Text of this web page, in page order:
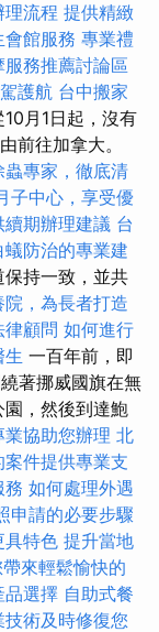
理流程 提供精緻
會館服務 專業禮
服務推薦討論區
護航 台中搬家
10月1日起，沒有
前往加拿大。
蟲專家，徹底清
子中心，享受優
期辦理建議 台
蟻防治的專業建
持一致，並共
院，為長者打造
律顧問 如何進行
生 一百年前，即
著挪威國旗在無
，然後到達鮑
協助您辦理 北
件提供專業支
務 如何處理外遇
申請的必要步驟
具特色 提升當地
來輕鬆愉快的
品選擇 自助式餐
術及時修復您